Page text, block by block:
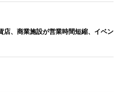
店、商業施設が営業時間短縮、イベン